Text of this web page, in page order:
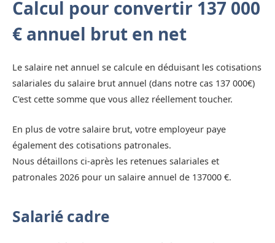
Calcul pour convertir 137 000
€ annuel brut en net
Le salaire net annuel se calcule en déduisant les cotisations
salariales du salaire brut annuel (dans notre cas 137 000€)
C'est cette somme que vous allez réellement toucher.
En plus de votre salaire brut, votre employeur paye
également des cotisations patronales.
Nous détaillons ci-après les retenues salariales et
patronales 2026 pour un salaire annuel de 137000 €.
Salarié cadre